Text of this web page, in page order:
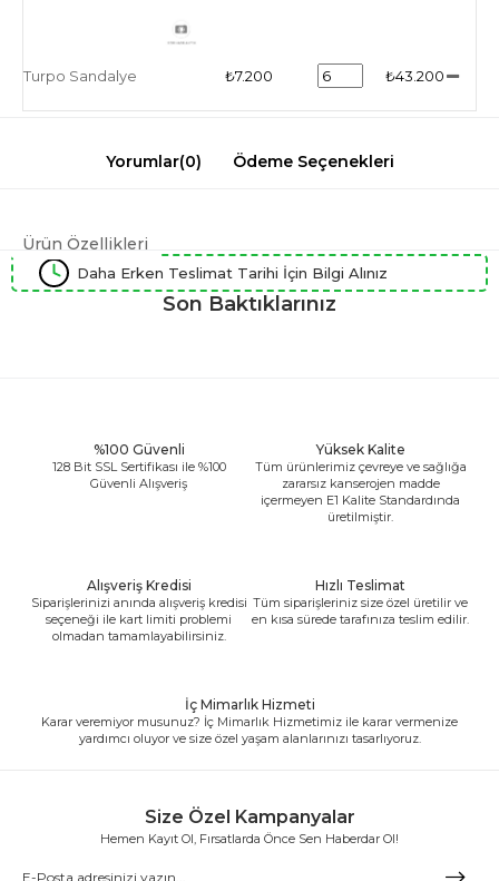
Turpo Sandalye ₺7.200 ₺43.200
Yorumlar(0) Ödeme Seçenekleri
Ürün Özellikleri
Daha Erken Teslimat Tarihi İçin Bilgi Alınız
Son Baktıklarınız
%100 Güvenli
128 Bit SSL Sertifikası ile %100
Güvenli Alışveriş
Yüksek Kalite
Tüm ürünlerimiz çevreye ve sağlığa
zararsız kanserojen madde
içermeyen E1 Kalite Standardında
üretilmiştir.
Alışveriş Kredisi
Siparişlerinizi anında alışveriş kredisi
seçeneği ile kart limiti problemi
olmadan tamamlayabilirsiniz.
Hızlı Teslimat
Tüm siparişleriniz size özel üretilir ve
en kısa sürede tarafınıza teslim edilir.
İç Mimarlık Hizmeti
Karar veremiyor musunuz? İç Mimarlık Hizmetimiz ile karar vermenize
yardımcı oluyor ve size özel yaşam alanlarınızı tasarlıyoruz.
Size Özel Kampanyalar
Hemen Kayıt Ol, Fırsatlarda Önce Sen Haberdar Ol!